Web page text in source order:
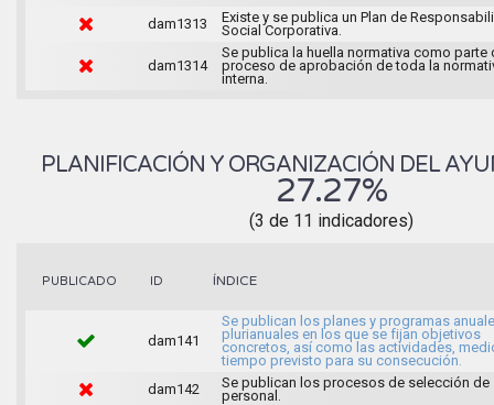
dam1313
Existe y se publica un Plan de
Social Corporativa.
dam1314
Se publica la huella normativa como parte
proceso de aprobación de toda la
interna.
PLANIFICACIÓN Y ORGANIZACIÓN DEL
27.27%
(3 de 11 indicadores)
PUBLICADO ID ÍNDICE
dam141
Se publican los planes y programas
plurianuales en los que se fijan objetivos
concretos, así como las actividades,
tiempo previsto para su consecución.
dam142
Se publican los procesos de selección de
personal.